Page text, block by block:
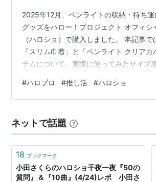
期間限定店舗（閉店）
仙台東口店
2005年3月10日〜5月31日
http://www.helloproject.com/
t.html
ntents.html#shop05
ハロプロ！スポーツ芸能学部
2005年4月29日〜5月8日
http://www.helloproject.com/
tml
2025年12月、ペンライトの収納・持ち
グッズをハロー！プロジェクト オフィシ
（ハロショ）で購入しました。 本記事で
「スリム巾着」と「ペンライト クリアカ
テムについて、実際に使ってみたサイズ
事となります。 ※写真は一部加工してい
細なデザインは公式サイトをご確認くだ
クリアカバー」 アイテムのレビュー ス
イト クリアカバー まとめ：イベント参
うな2アイテム ハロシ…
#ハロプロ #推し活 #ハロショ
ネットで話題
18 ブックマーク
小田さくらのハロショ千夜一夜『50の
質問』＆『10曲』(4/24)レポ 小田さ